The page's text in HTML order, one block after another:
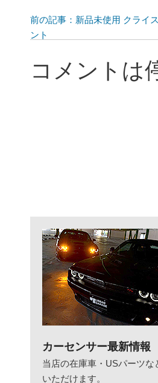
前の記事：新品未使用 クライ
ント
コメントは
カーセンサー最新情報
当店の在庫車・USパーツな
いただけます。